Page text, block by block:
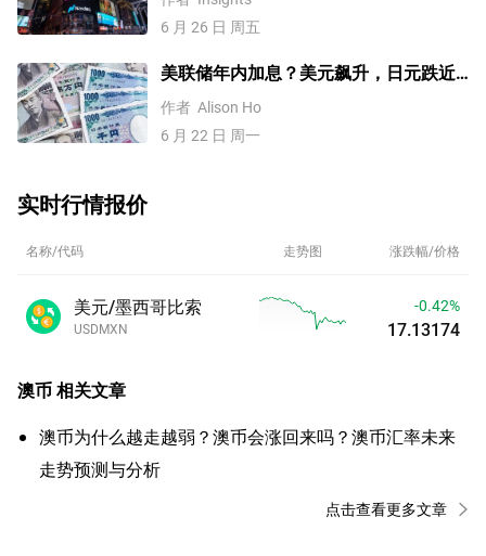
析
6 月 26 日 周五
美联储年内加息？美元飙升，日元跌近
162【外汇周报】
作者 Alison Ho
6 月 22 日 周一
实时行情报价
名称/代码 走势图 涨跌幅/价格
美元/墨西哥比索
USDMXN
-0.42%
17.13174
澳币相关文章
澳币为什么越走越弱？澳币会涨回来吗？澳币汇率未来
走势预测与分析
点击查看更多文章